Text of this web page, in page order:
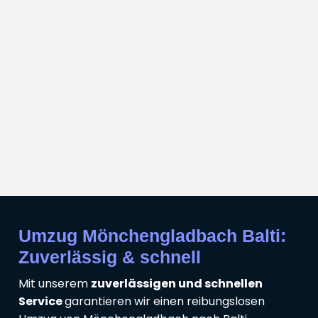
Umzug Mönchengladbach Balti:
Zuverlässig & schnell
Mit unserem zuverlässigen und schnellen
Servicegarantieren wir einen reibungslosen